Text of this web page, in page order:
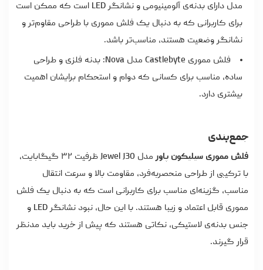
مدل دارای بدنه‌ی آلومینیومی و نشانگر LED است که ممکن است
برای کاربرانی که به دنبال یک فلش مموری با طراحی مقاوم‌تر و
نشانگر وضعیت هستند، مناسب‌تر باشد.
فلش مموری Castlebyte مدل Nova: بدنه فلزی و طراحی
ساده، مناسب برای کسانی که دوام و استحکام برایشان اهمیت
بیشتری دارد.
جمع‌بندی
فلش مموری سیلیکون پاور
مدل Jewel J30 ظرفیت ۳۲ گیگابایت،
با ترکیبی از طراحی منحصربه‌فرد، مقاومت بالا و سرعت انتقال
مناسب، گزینه‌ای مناسب برای کاربرانی است که به دنبال یک فلش
مموری قابل اعتماد و زیبا هستند. با این حال، نبود نشانگر LED و
جنس بدنه‌ی لاستیکی، نکاتی هستند که پیش از خرید باید مدنظر
قرار گیرند.